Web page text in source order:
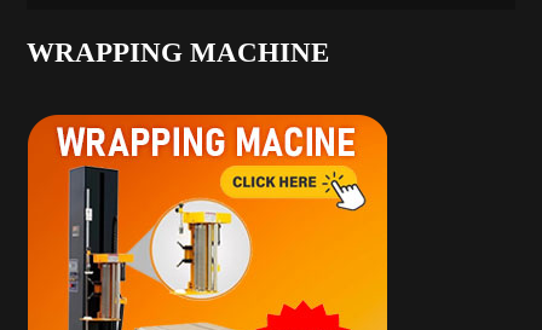
WRAPPING MACHINE